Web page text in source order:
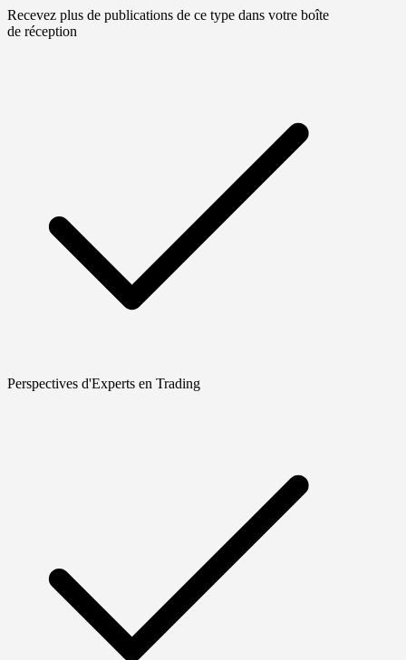
Recevez plus de publications de ce type dans votre boîte
de réception
Perspectives d'Experts en Trading